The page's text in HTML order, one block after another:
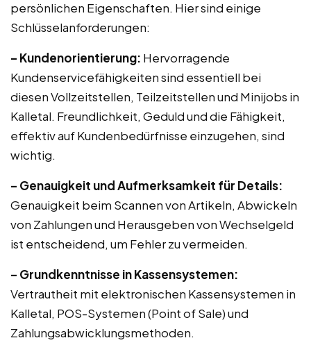
persönlichen Eigenschaften. Hier sind einige
Schlüsselanforderungen:
– Kundenorientierung: Hervorragende
Kundenservicefähigkeiten sind essentiell bei
diesen Vollzeitstellen, Teilzeitstellen und Minijobs in
Kalletal. Freundlichkeit, Geduld und die Fähigkeit,
effektiv auf Kundenbedürfnisse einzugehen, sind
wichtig.
– Genauigkeit und Aufmerksamkeit für Details:
Genauigkeit beim Scannen von Artikeln, Abwickeln
von Zahlungen und Herausgeben von Wechselgeld
ist entscheidend, um Fehler zu vermeiden.
– Grundkenntnisse in Kassensystemen:
Vertrautheit mit elektronischen Kassensystemen in
Kalletal, POS-Systemen (Point of Sale) und
Zahlungsabwicklungsmethoden.